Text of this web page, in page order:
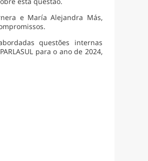
e María Alejandra Más,
questões internas
para o ano de 2024,